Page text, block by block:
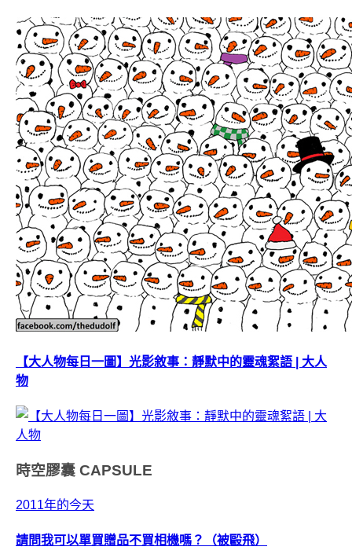
【大人物每日一圖】光影敘事：靜默中的靈魂絮語 | 大人
物
時空膠囊 CAPSULE
2011年的今天
請問我可以單買贈品不買相機嗎？（被毆飛）